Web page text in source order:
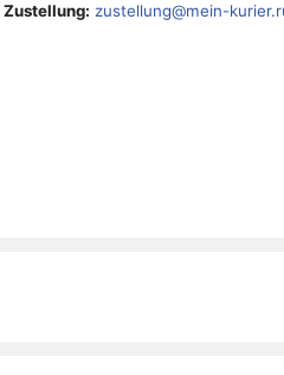
Zustellung: zustellung@mein-